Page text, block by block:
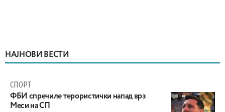
НАЈНОВИ ВЕСТИ
СПОРТ
ФБИ спречиле терористички напад врз
Меси на СП